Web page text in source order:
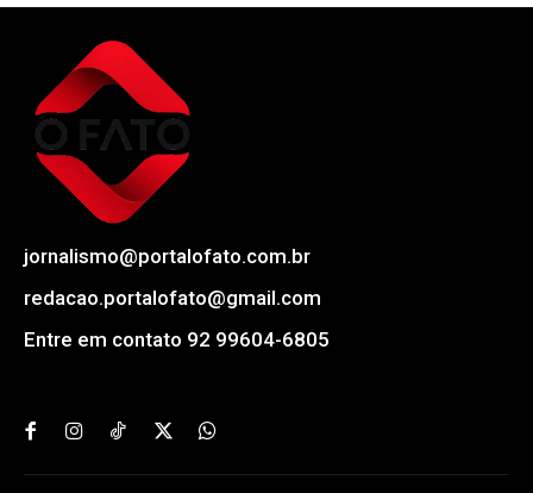
jornalismo@portalofato.com.br
redacao.portalofato@gmail.com
Entre em contato 92 99604-6805